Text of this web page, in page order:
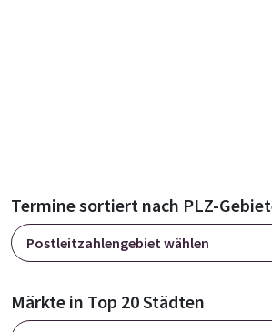
Termine sortiert nach PLZ-
Postleitzahlengebiet wählen
Märkte in Top 20 Städten